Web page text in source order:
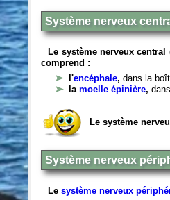
Système nerveux
Le système nerveux
comprend :
l'encéphale,dans la
lamoelle épinière,
Le système
Système nerveux
Lesystème nerveux